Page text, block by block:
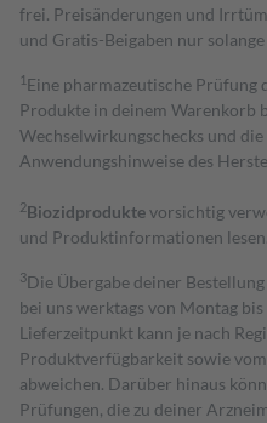
frei. Preisänderungen und
und Gratis-Beigaben nur
1 Eine pharmazeutische
Produkte in deinem Warenkorb
Wechselwirkungschecks und
Anwendungshinweise des
2Biozidproduktevorsichtig
und Produktinformationen lesen.
3Die Übergabe deiner
bei uns werktags von Montag
Lieferzeitpunkt kann je nach
Produktverfügbarkeit sowie
abweichen. Darüber hinaus
Prüfungen, die zu deiner